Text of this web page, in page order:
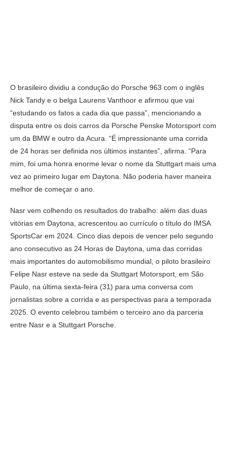
O brasileiro dividiu a condução do Porsche 963 com o inglês
Nick Tandy e o belga Laurens Vanthoor e afirmou que vai
“estudando os fatos a cada dia que passa”, mencionando a
disputa entre os dois carros da Porsche Penske Motorsport com
um da BMW e outro da Acura. “É impressionante uma corrida
de 24 horas ser definida nos últimos instantes”, afirma. “Para
mim, foi uma honra enorme levar o nome da Stuttgart mais uma
vez ao primeiro lugar em Daytona. Não poderia haver maneira
melhor de começar o ano.
Nasr vem colhendo os resultados do trabalho: além das duas
vitórias em Daytona, acrescentou ao currículo o título do IMSA
SportsCar em 2024. Cinco dias depois de vencer pelo segundo
ano consecutivo as 24 Horas de Daytona, uma das corridas
mais importantes do automobilismo mundial, o piloto brasileiro
Felipe Nasr esteve na sede da Stuttgart Motorsport, em São
Paulo, na última sexta-feira (31) para uma conversa com
jornalistas sobre a corrida e as perspectivas para a temporada
2025. O evento celebrou também o terceiro ano da parceria
entre Nasr e a Stuttgart Porsche.